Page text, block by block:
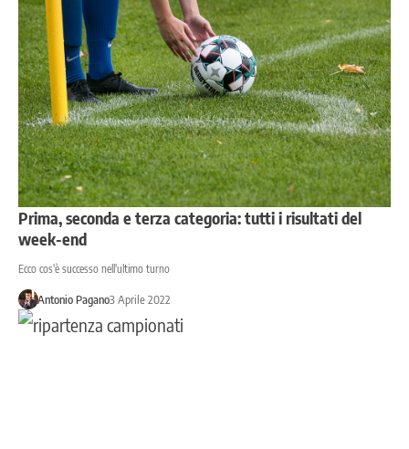
Prima, seconda e terza categoria: tutti i risultati del
week-end
Ecco cos'è successo nell'ultimo turno
Antonio Pagano3 Aprile 2022